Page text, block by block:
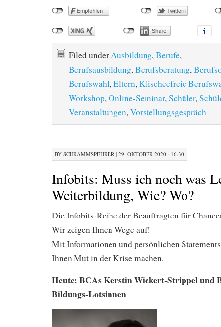
Filed underAusbildung,Berufe,
Berufsausbildung,Berufsberatung,
Berufswahl,Eltern,Klischeefreie
Workshop,Online-Seminar,Schüler,
Veranstaltungen,Vorstellungsgespräch
BY SCHRAMMSPEHRER | 29. OKTOBER 2020 · 16:30
Infobits: Muss ich noch was
Weiterbildung, Wie? Wo?
Die Infobits-Reihe der Beauftragten für
Wir zeigen Ihnen Wege auf!
Mit Informationen und persönlichen
Ihnen Mut in der Krise machen.
Heute: BCAsKerstin Wickert-Strippel und
Bildungs-Lotsinnen